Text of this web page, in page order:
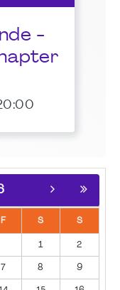
-
F S S
1 2
7 8 9